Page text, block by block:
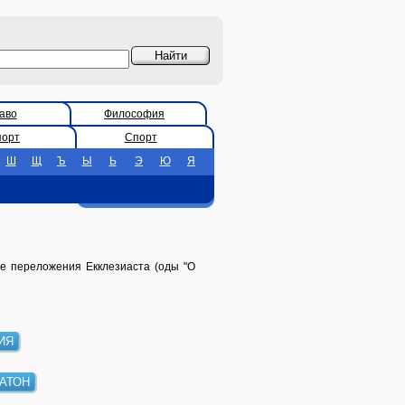
Философия
Спорт
Ш Щ Ъ Ы Ь Э Ю Я
переложения Екклезиаста (оды "О